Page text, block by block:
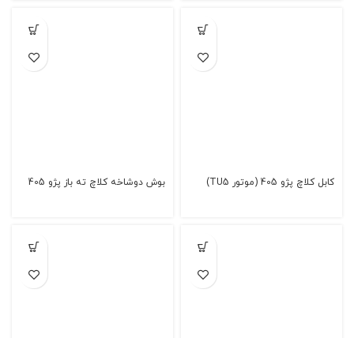
کابل کلاچ پژو 405 (موتور TU5) بوش دوشاخه کلاچ ته باز پژو 405